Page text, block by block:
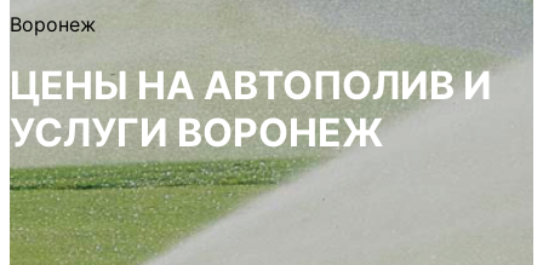
Воронеж
ЦЕНЫ НА АВТОПОЛИВ И
УСЛУГИ ВОРОНЕЖ